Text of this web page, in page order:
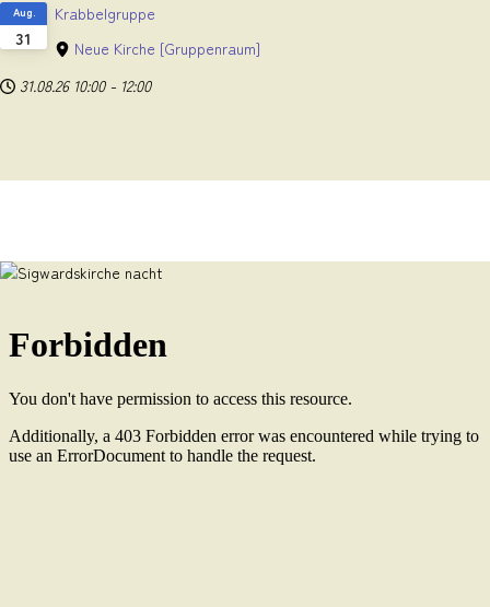
31
Aug.
Krabbelgruppe
Neue Kirche [Gruppenraum]
31.08.26 10:00 - 12:00